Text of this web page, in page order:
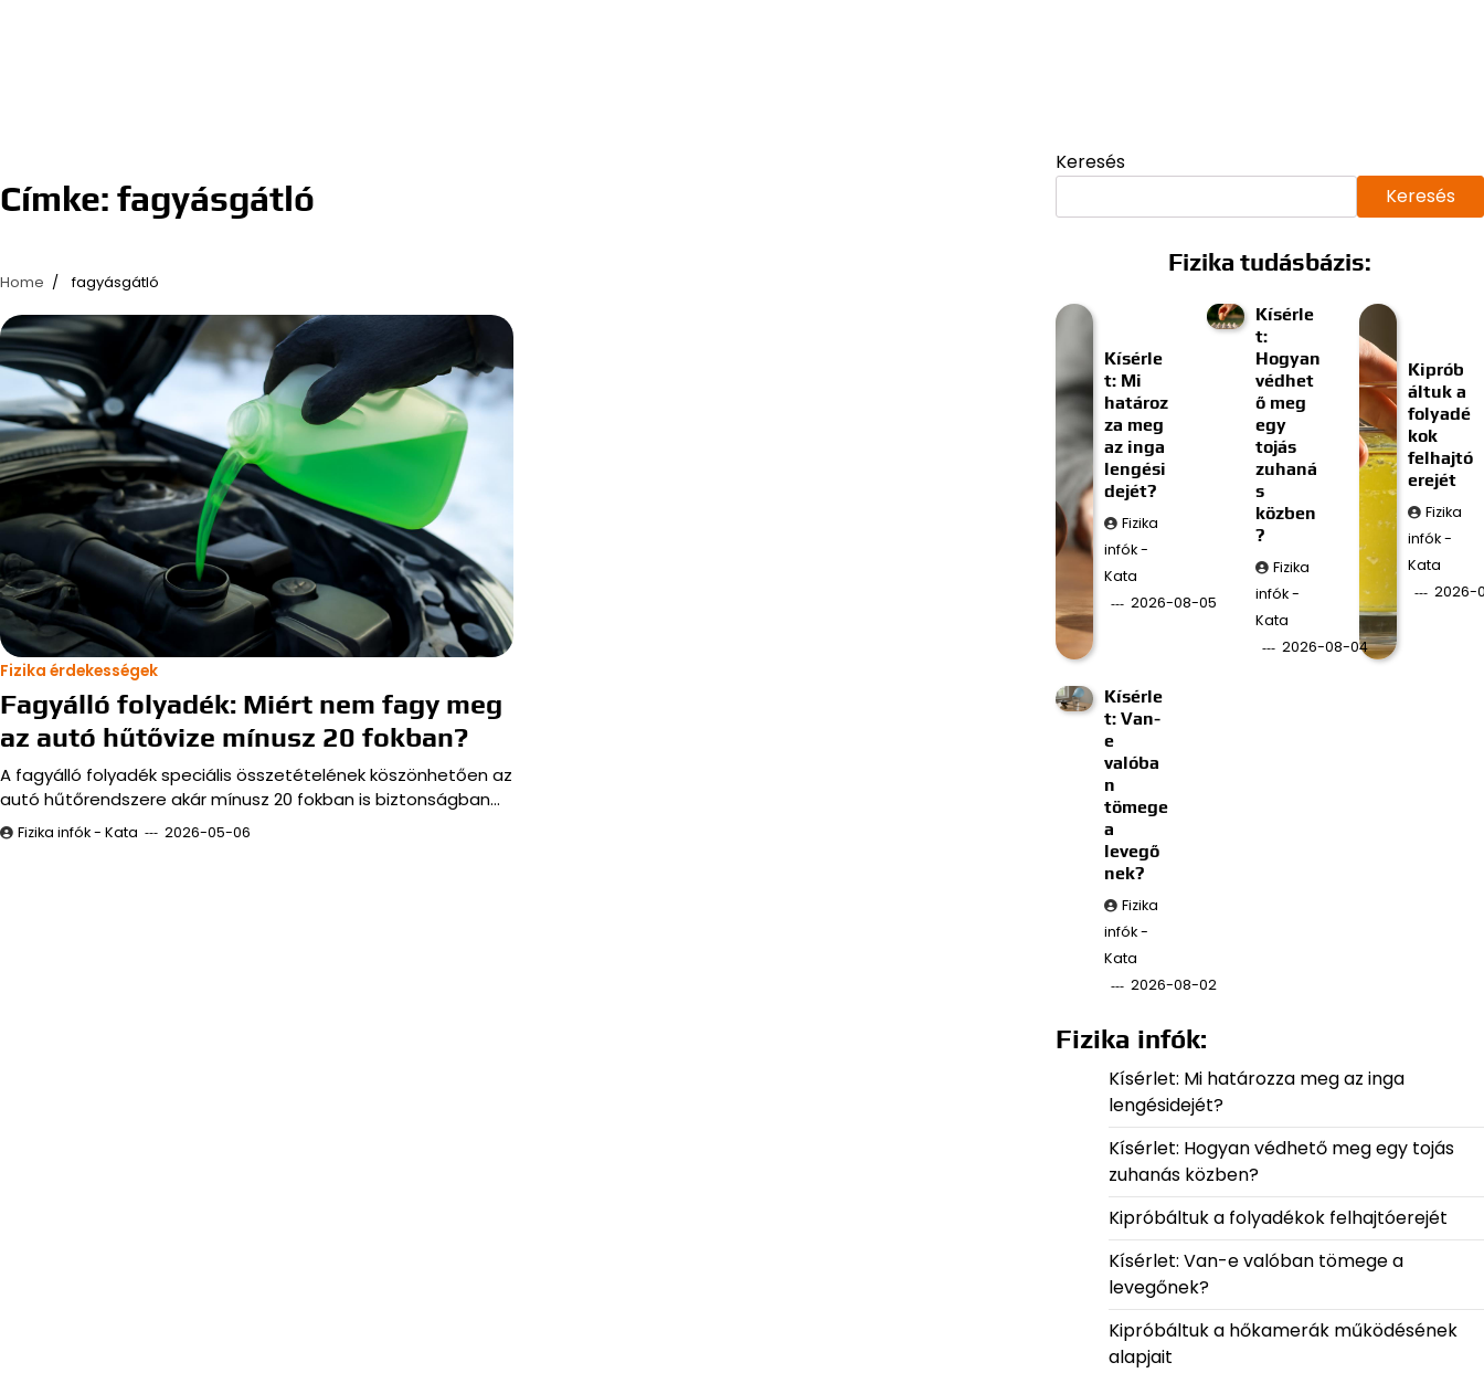
Címke: fagyásgátló
Home fagyásgátló
Fizika érdekességek
Fagyálló folyadék: Miért nem fagy meg
az autó hűtővize mínusz 20 fokban?
A fagyálló folyadék speciális összetételének köszönhetően az
autó hűtőrendszere akár mínusz 20 fokban is biztonságban…
Fizika infók - Kata 2026-05-06
Keresés
Keresés
Fizika tudásbázis:
Kísérle
t: Mi
határoz
za meg
az inga
lengési
dejét?
Fizika
infók -
Kata
2026-08-05
Kísérle
t:
Hogyan
védhet
ő meg
egy
tojás
zuhaná
s
közben
?
Fizika
infók -
Kata
2026-08-04
Kiprób
áltuk a
folyadé
kok
felhajtó
erejét
Fizika
infók -
Kata
2026-
Kísérle
t: Van-
e
valóba
n
tömege
a
levegő
nek?
Fizika
infók -
Kata
2026-08-02
Fizika infók:
Kísérlet: Mi határozza meg az inga
lengésidejét?
Kísérlet: Hogyan védhető meg egy tojás
zuhanás közben?
Kipróbáltuk a folyadékok felhajtóerejét
Kísérlet: Van-e valóban tömege a
levegőnek?
Kipróbáltuk a hőkamerák működésének
alapjait